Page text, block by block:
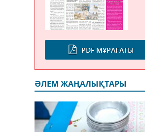
PDF МҰРАҒАТЫ
ӘЛЕМ ЖАҢАЛЫҚТАРЫ